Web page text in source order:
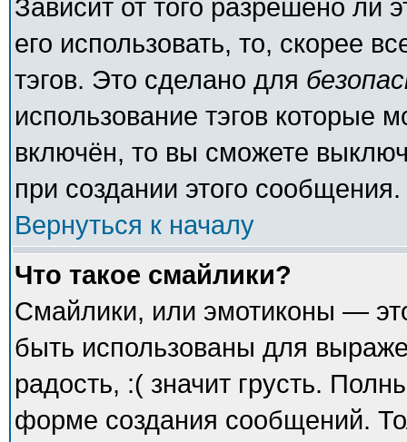
Зависит от того разрешено ли
его использовать, то, скорее
тэгов. Это сделано для
использование тэгов которые
включён, то вы сможете
при создании этого сообщения.
Вернуться к началу
Что такое смайлики?
Смайлики, или эмотиконы —
быть использованы для
радость, :( значит грусть.
форме создания сообщений.